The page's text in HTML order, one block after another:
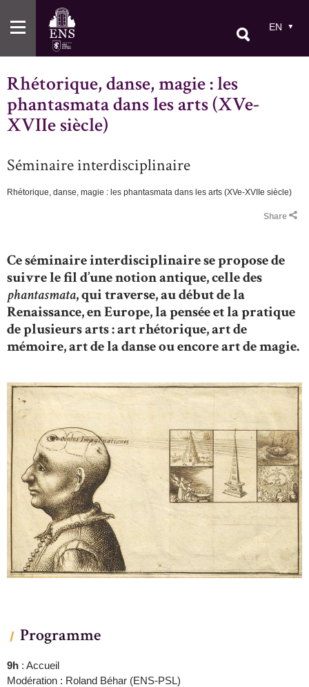
main
EN
Rhétorique, danse, magie : les
phantasmata dans les arts (XVe-
XVIIe siècle)
Séminaire interdisciplinaire
Rhétorique, danse, magie : les phantasmata dans les arts (XVe-XVIIe siècle)
Share
Ce séminaire interdisciplinaire se propose de
suivre le fil d’une notion antique, celle des
phantasmata, qui traverse, au début de la
Renaissance, en Europe, la pensée et la pratique
de plusieurs arts : art rhétorique, art de
mémoire, art de la danse ou encore art de magie.
Programme
9h : Accueil
Modération : Roland Béhar (ENS-PSL)